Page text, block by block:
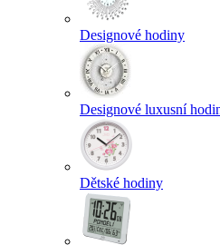
Designové hodiny
Designové luxusní
Dětské hodiny